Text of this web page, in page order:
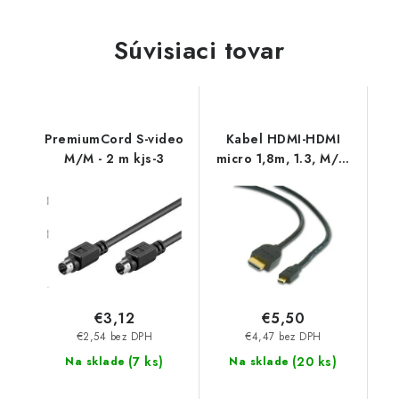
Súvisiaci tovar
PremiumCord S-video
M/M - 2 m kjs-3
Na sklade (7 ks)
€2,54 bez DPH
€3,12
Kabel HDMI-HDMI
micro 1,8m, 1.3, M/M
6 Gembird
Na sklade (20 ks)
€4,47 bez DPH
€5,50